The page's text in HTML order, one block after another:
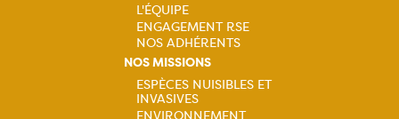
Navigation
principale
L'ÉQUIPE
ENGAGEMENT RSE
NOS ADHÉRENTS
NOS MISSIONS
ESPÈCES NUISIBLES ET
INVASIVES
ENVIRONNEMENT